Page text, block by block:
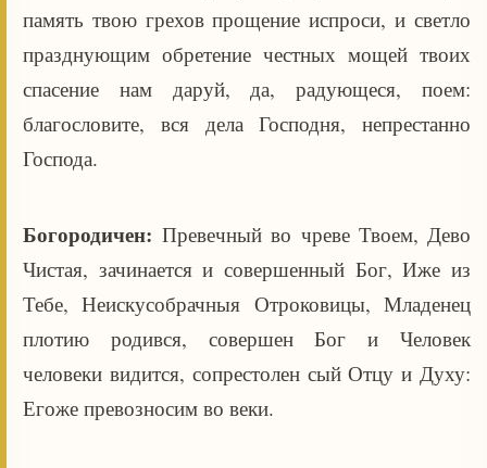
память твою грехов прощение испроси, и светло
празднующим обретение честных мощей твоих
спасение нам даруй, да, радующеся, поем:
благословите, вся дела Господня, непрестанно
Господа.
Богородичен:Превечный во чреве Твоем, Дево
Чистая, зачинается и совершенный Бог, Иже из
Тебе, Неискусобрачныя Отроковицы, Младенец
плотию родився, совершен Бог и Человек
человеки видится, сопрестолен сый Отцу и Духу:
Егоже превозносим во веки.